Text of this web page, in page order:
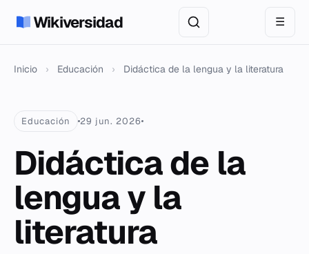
Wikiversidad ☰
Inicio › Educación › Didáctica de la lengua y la literatura
Educación 29 jun. 2026
Didáctica de la
lengua y la
literatura